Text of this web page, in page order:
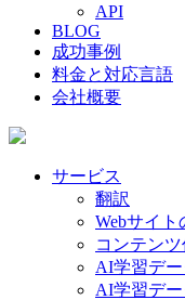
API
BLOG
成功事例
料金と対応言語
会社概要
サービス
翻訳
Webサイ
コンテン
AI学習デー
AI学習デ